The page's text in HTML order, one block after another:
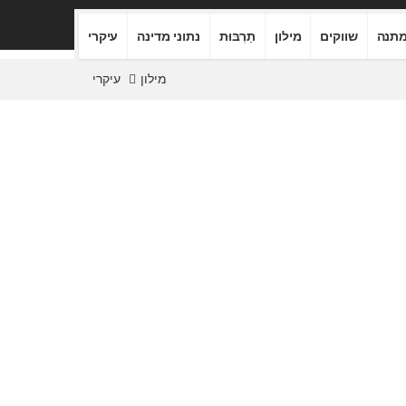
עיקרי נתוני מדינה תַרְבּוּת מילון שווקים
עיקרי מילון